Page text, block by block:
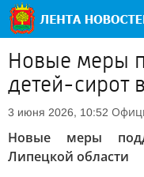
Новые меры
детей-сирот
3 июня 2026, 10:52
Новые меры
Липецкой области